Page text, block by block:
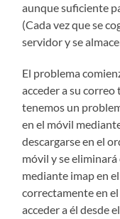
aunque suficiente
(Cada vez que se
servidor y se
El problema
acceder a su
tenemos un
en el móvil
descargarse en el
móvil y se
mediante imap en
correctamente en
acceder a él desde